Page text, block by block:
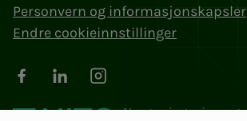
Personvern og informasjonskapsler
Endre cookieinnstillinger
FacebookLinkedInInstagram